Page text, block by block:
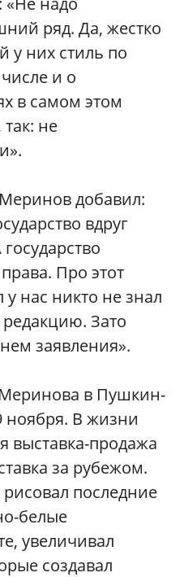
ряд. Да, жестко
у них стиль по
и о
в самом этом
не
добавил:
вдруг
Про этот
нас никто не знал
Зато
заявления».
Меринова в Пушкин-
ноября. В жизни
выставка-продажа
за рубежом.
последние
белые
увеличивал
создавал